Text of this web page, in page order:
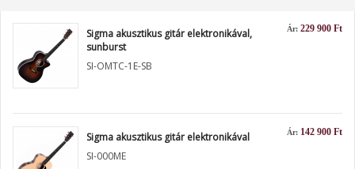
Ár: 229 900 Ft
Sigma akusztikus gitár elektronikával,
sunburst
SI-OMTC-1E-SB
Ár: 142 900 Ft
Sigma akusztikus gitár elektronikával
SI-000ME